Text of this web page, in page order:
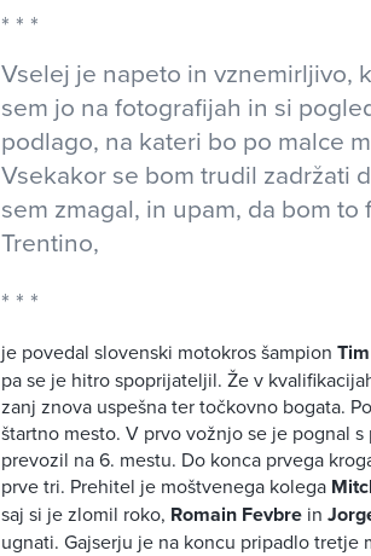
Vselej je napeto in vznemirljivo,
sem jo na fotografijah in si
podlago, na kateri bo po malce
Vsekakor se bom trudil zadržati
sem zmagal, in upam, da bom
Trentino,
je povedal slovenski motokros šampion
pa se je hitro spoprijateljil. Že v
zanj znova uspešna ter točkovno bogata.
štartno mesto. V prvo vožnjo se je pognal
prevozil na 6. mestu. Do konca prvega
prve tri. Prehitel je moštvenega kolega
saj si je zlomil roko, Romain Fevbre in
ugnati. Gajserju je na koncu pripadlo tretje